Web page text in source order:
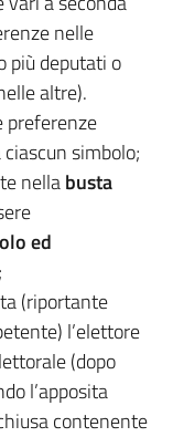
nelle
più deputati o
altre).
preferenze
simbolo;
nellabusta
ed
;
(riportante
l’elettore
(dopo
l’apposita
contenente